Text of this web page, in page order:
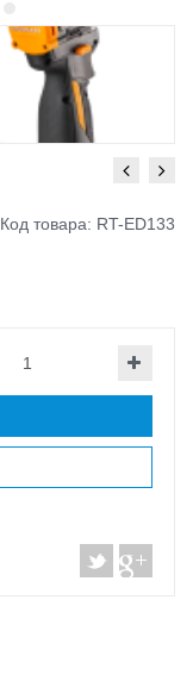
Код товара: RT-ED133